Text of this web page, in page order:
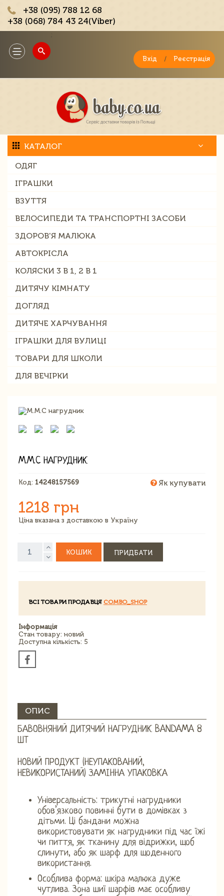
+38 (095) 788 12 68
+38 (068) 784 43 24(Viber)
Toggle
navigation
Вхід / Реєстрація
КАТАЛОГ
ОДЯГ
ІГРАШКИ
ВЗУТТЯ
ВЕЛОСИПЕДИ ТА ТРАНСПОРТНІ ЗАСОБИ
ЗДОРОВ'Я МАЛЮКА
АВТОКРІСЛА
КОЛЯСКИ 3 В 1, 2 В 1
ДИТЯЧУ КІМНАТУ
ДОГЛЯД
ДИТЯЧЕ ХАРЧУВАННЯ
ІГРАШКИ ДЛЯ ВУЛИЦІ
ТОВАРИ ДЛЯ ШКОЛИ
ДЛЯ ВЕЧІРКИ
M.M.C НАГРУДНИК
Код: 14248157569 Як купувати
1218 грн
Ціна вказана з доставкою в Україну
КОШИК ПРИДБАТИ
ВСІ ТОВАРИ ПРОДАВЦЯ COMBO_SHOP
Інформація
Стан товару: новий
Доступна кількість: 5
ОПИС
БАВОВНЯНИЙ ДИТЯЧИЙ НАГРУДНИК BANDAMA 8
ШТ
НОВИЙ ПРОДУКТ (НЕУПАКОВАНИЙ,
НЕВИКОРИСТАНИЙ) ЗАМІННА УПАКОВКА
Універсальність: трикутні нагрудники
обов’язково повинні бути в домівках з
дітьми. Ці бандани можна
використовувати як нагрудники під час їжі
чи пиття, як тканину для відрижки, щоб
слинути, або як шарф для щоденного
використання.
Особлива форма: шкіра малюка дуже
чутлива. Зона шиї шарфів має особливу